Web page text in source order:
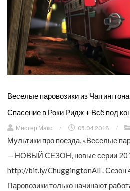
Веселые паровозики из
Спасение в Роки Ридж + Всё под
Мистер Макс / 05.04.2018 /
Мультики про поезда, «Веселые
— НОВЫЙ СЕЗОН, новые серии
http://bit.ly/ChuggingtonAll . Сезон
Паровозики только начинают